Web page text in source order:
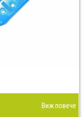
Виж повече